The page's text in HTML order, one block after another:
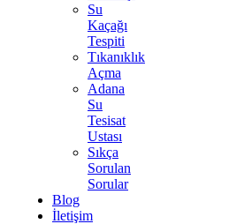
Su
Kaçağı
Tespiti
Tıkanıklık
Açma
Adana
Su
Tesisat
Ustası
Sıkça
Sorulan
Sorular
Blog
İletişim